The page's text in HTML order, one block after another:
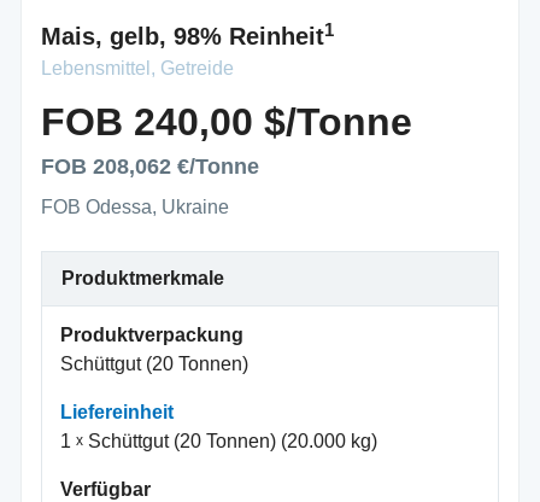
Mais, gelb, 98% Reinheit1
Lebensmittel, Getreide
FOB 240,00 $/Tonne
FOB 208,062 €/Tonne
FOB Odessa, Ukraine
Produktmerkmale
Produktverpackung
Schüttgut (20 Tonnen)
Liefereinheit
1
Schüttgut (20 Tonnen) (20.000 kg)
Verfügbar